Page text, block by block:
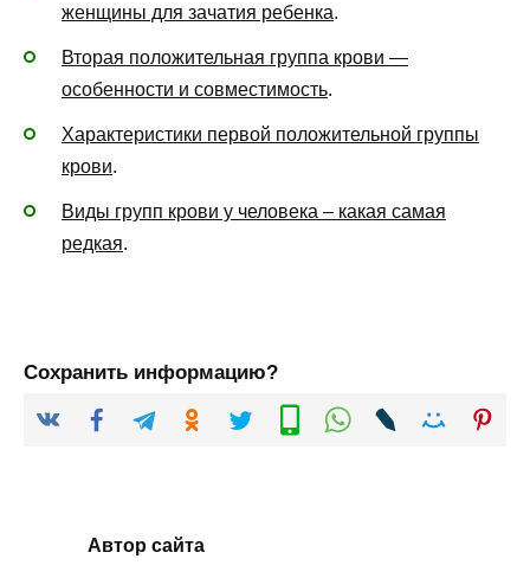
женщины для зачатия ребенка.
Вторая положительная группа крови —
особенности и совместимость.
Характеристики первой положительной группы
крови.
Виды групп крови у человека – какая самая
редкая.
Сохранить информацию?
Автор сайта